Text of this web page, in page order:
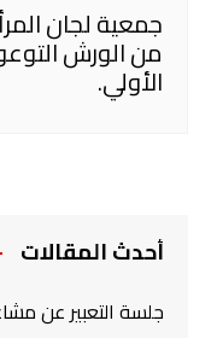
جمعية لجان
من الورش
الأولي.
أحدث المقالات
جلسة التعبير عن